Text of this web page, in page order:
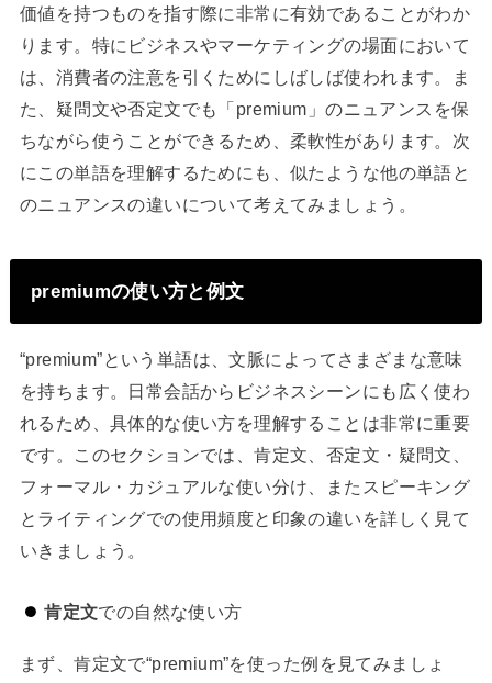
価値を持つものを指す際に非常に有効であることがわか
ります。特にビジネスやマーケティングの場面において
は、消費者の注意を引くためにしばしば使われます。ま
た、疑問文や否定文でも「premium」のニュアンスを保
ちながら使うことができるため、柔軟性があります。次
にこの単語を理解するためにも、似たような他の単語と
のニュアンスの違いについて考えてみましょう。
premiumの使い方と例文
“premium”という単語は、文脈によってさまざまな意味
を持ちます。日常会話からビジネスシーンにも広く使わ
れるため、具体的な使い方を理解することは非常に重要
です。このセクションでは、肯定文、否定文・疑問文、
フォーマル・カジュアルな使い分け、またスピーキング
とライティングでの使用頻度と印象の違いを詳しく見て
いきましょう。
肯定文での自然な使い方
まず、肯定文で“premium”を使った例を見てみましょ